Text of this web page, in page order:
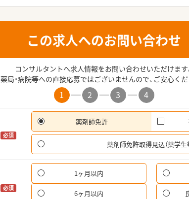
この求人へのお問い合わせ
コンサルタントへ求人情報をお問い合わせいただけます
薬局・病院等への直接応募ではございませんので、ご安心くだ
1 2 3 4
必須
薬剤師免許
薬剤師免許取得見込（薬学生
必須
1ヶ月以内
6ヶ月以内